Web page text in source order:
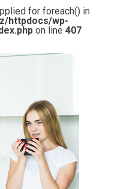
for foreach() in
httpdocs/wp-
on line 407